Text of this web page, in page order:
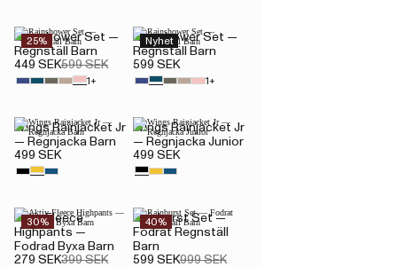
25%
Rainshower Set —
Regnställ Barn
449 SEK599 SEK
1+
Nyhet
Rainshower Set —
Regnställ Barn
599 SEK
1+
Wings Rainjacket Jr
— Regnjacka Barn
499 SEK
Wings Rainjacket Jr
— Regnjacka Junior
499 SEK
30%
Aktiv Fleece
Highpants —
Fodrad Byxa Barn
279 SEK399 SEK
40%
Rainburst Set —
Fodrat Regnställ
Barn
599 SEK999 SEK